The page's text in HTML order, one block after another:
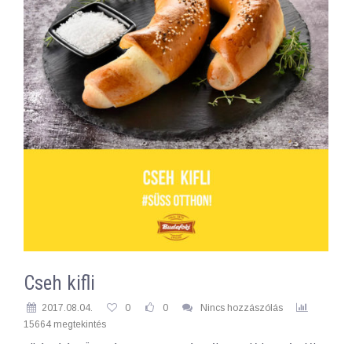
Cseh kifli
2017.08.04. 0 0
Nincs hozzászólás
15664 megtekintés